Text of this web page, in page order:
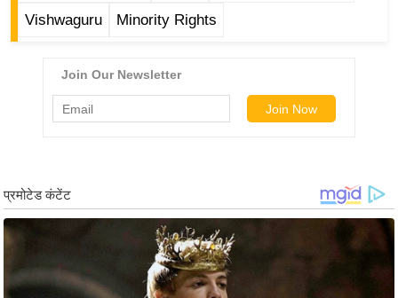
फ
त
बॉ
वु
Vishwaguru Minority Rights